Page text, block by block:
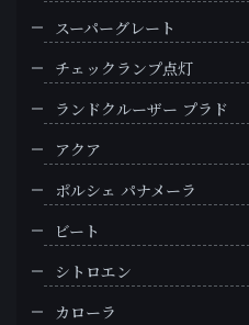
スーパーグレート
チェックランプ点灯
ランドクルーザー プラド
アクア
ポルシェ パナメーラ
ビート
シトロエン
カローラ